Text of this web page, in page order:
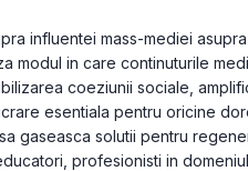
influentei mass-mediei
modul in care continuturile
coeziunii sociale,
esentiala pentru oricine
gaseasca solutii pentru
profesionisti in